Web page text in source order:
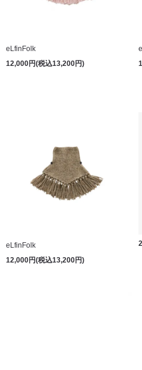
eLfinFolk
12,000円(税込13,200円)
eLfinFolk
12,000円(税込13,200円)